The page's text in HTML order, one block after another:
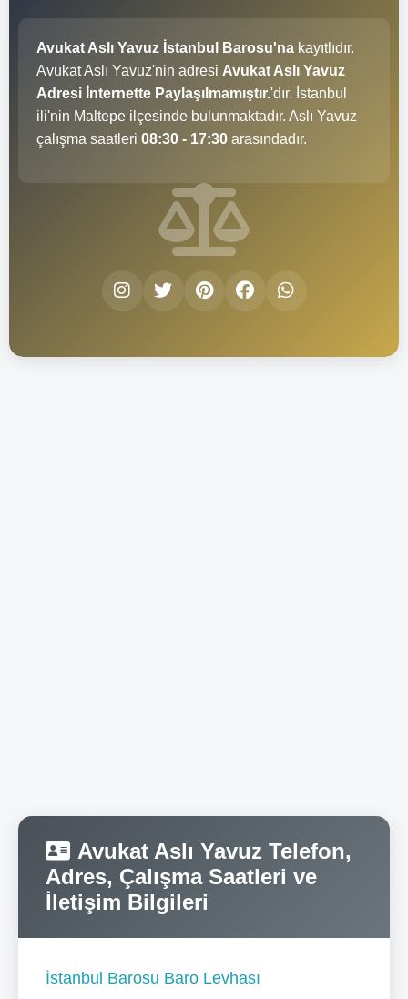
Avukat Aslı Yavuz İstanbul Barosu'na kayıtlıdır.
Avukat Aslı Yavuz'nin adresi Avukat Aslı Yavuz
Adresi İnternette Paylaşılmamıştır.'dır. İstanbul
ili'nin Maltepe ilçesinde bulunmaktadır. Aslı Yavuz
çalışma saatleri 08:30 - 17:30 arasındadır.
Avukat Aslı Yavuz Telefon,
Adres, Çalışma Saatleri ve
İletişim Bilgileri
İstanbul Barosu Baro Levhası